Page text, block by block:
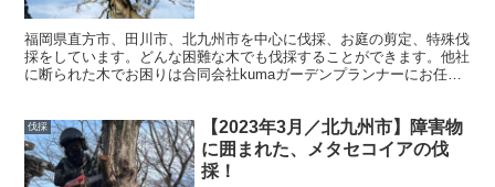
福岡県直方市、田川市、北九州市を中心に伐採、お庭の剪定、特殊伐
採をしています。どんな困難な木でも伐採することができます。他社
に断られた木でお困りは合同会社kumaガーデンプランナーにお任せ
伐採
【2023年3月／北九州市】障害物
に囲まれた、メタセコイアの伐
採！